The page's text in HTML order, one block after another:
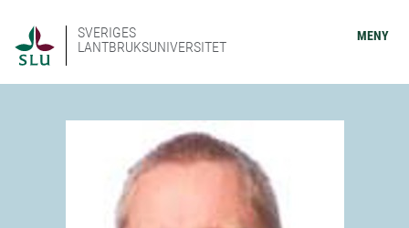
SVERIGES
LANTBRUKSUNIVERSITET
MENY